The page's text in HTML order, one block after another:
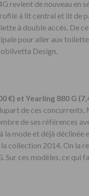
revient de nouveau en
à lit central et lit de
à double accès. De
pour aller aux
Design.
€) et Yearling 880 G
de ces
de ses références
la mode et déjà déclinée
la collection 2014. On la
Sur ces modèles, ce qui